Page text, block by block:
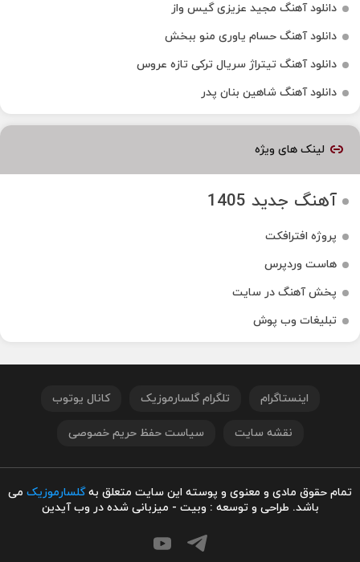
دانلود آهنگ مجید عزیزی گیس واز
دانلود آهنگ حسام یاوری منو ببخش
دانلود آهنگ تیتراژ سریال ترکی تازه عروس
دانلود آهنگ شاهین بنان پدر
لینک های ویژه
آهنگ جدید 1405
پروژه افترافکت
هاست وردپرس
پخش آهنگ در سایت
تبلیغات وب پوش
اینستاگرام تلگرام گلسارموزیک کانال یوتوب
نقشه سایت سیاست حفظ حریم خصوصی
تمام حقوق مادی و معنوی و پوسته این سایت متعلق بهگلسارموزیک می
باشد. طراحی و توسعه : وبیت - میزبانی شده در وب آیدین